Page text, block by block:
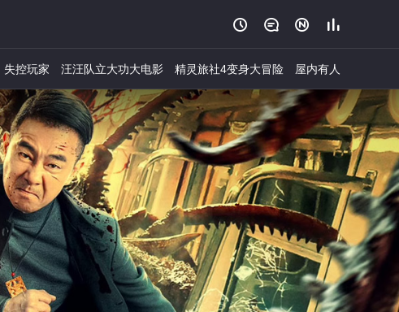
   
失控玩家 汪汪队立大功大电影 精灵旅社4变身大冒险 屋内有人